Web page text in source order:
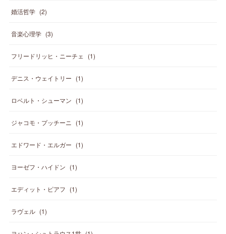
婚活哲学 (2)
音楽心理学 (3)
フリードリッヒ・ニーチェ (1)
デニス・ウェイトリー (1)
ロベルト・シューマン (1)
ジャコモ・プッチーニ (1)
エドワード・エルガー (1)
ヨーゼフ・ハイドン (1)
エディット・ピアフ (1)
ラヴェル (1)